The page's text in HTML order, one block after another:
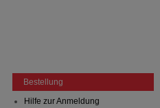
Bestellung
Hilfe zur Anmeldung